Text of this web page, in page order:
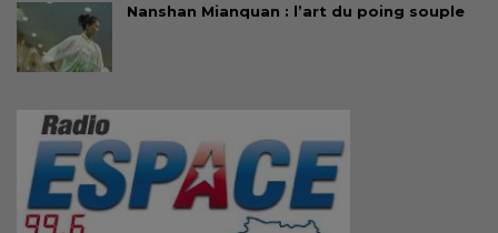
Nanshan Mianquan : l’art du poing souple